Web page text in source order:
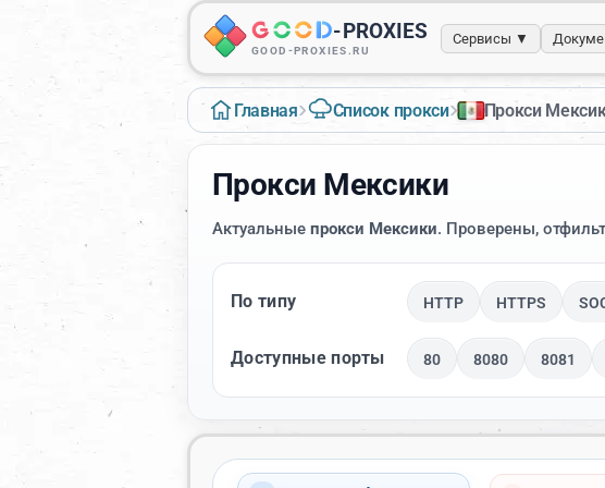
-PROXIES
GOOD-PROXIES.RU
Сервисы ▼
Главная› Список прокси› Прокси
Прокси Мексики
Актуальные прокси Мексики. Проверены,
По типу HTTP HTTPS
Доступные порты 80 8080 8081